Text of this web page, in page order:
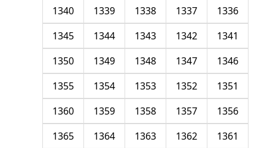
1336
1337
1338
1339
1340
1341
1342
1343
1344
1345
1346
1347
1348
1349
1350
1351
1352
1353
1354
1355
1356
1357
1358
1359
1360
1361
1362
1363
1364
1365